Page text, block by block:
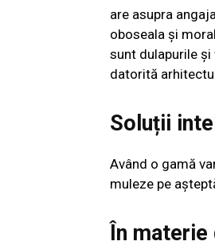
are asupra
oboseala și
sunt dulapurile și
datorită
Soluții
Având o gamă
muleze pe
În